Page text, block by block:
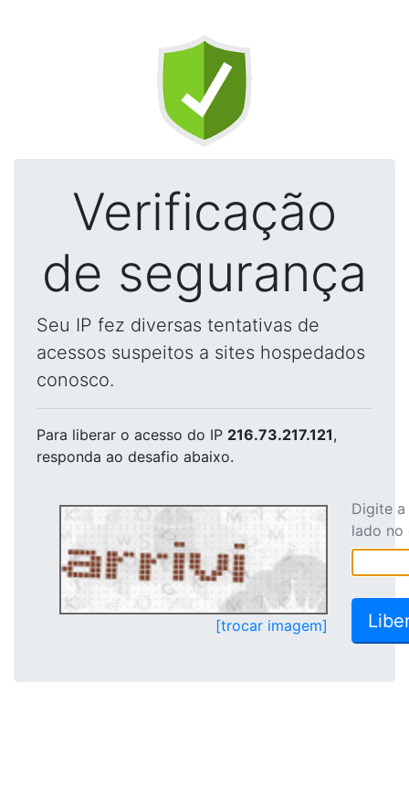
Verificação
de segurança
Seu IP fez diversas tentativas de
acessos suspeitos a sites hospedados
conosco.
Para liberar o acesso do IP 216.73.217.121,
responda ao desafio abaixo.
[trocar imagem]
Digite
lado no